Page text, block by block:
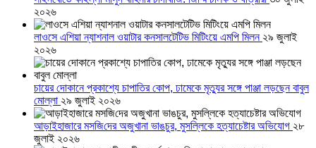
২০২৬
লাওসে এশিয়া ন্যাশনাল ওয়াটার কনসালটেটিভ মিটিংয়ে এমপি মিলন ২৯ জুলাই
২০২৬
চায়ের দোকানে প্রকাশ্যে চাপাতির কোপ, ঢামেকে মৃত্যুর সঙ্গে পাঞ্জা লড়ছেন বাবুল
মোল্লা ২৯ জুলাই ২০২৬
আড়াইহাজারে মস‌জি‌দের অজুখানা ভাঙচুর, মুসল্লিকে হত্যাচেষ্টার অভিযোগ ২৮
জুলাই ২০২৬